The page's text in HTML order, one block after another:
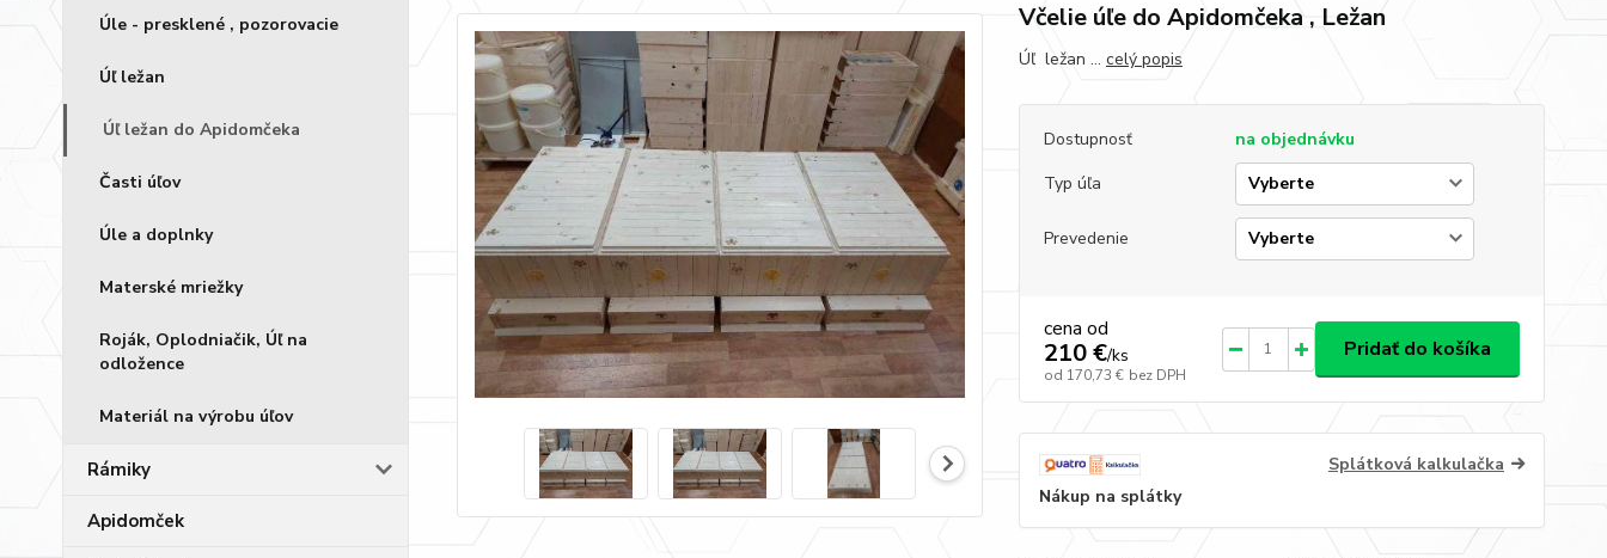
Úle - presklené , pozorovacie
Úľ ležan
Úľ ležan do Apidomčeka
Časti úľov
Úle a doplnky
Materské mriežky
Roják, Oplodniačik, Úľ na
odložence
Materiál na výrobu úľov
Rámiky
Apidomček
Včelie úľe do Apidomčeka , Ležan
Úľ ležan ... celý popis
Dostupnosť
na objednávku
Typ úľa
Prevedenie
cena od
210 €/ks
od 170,73 € bez DPH
Pridať do košíka
Splátková kalkulačka
Nákup na splátky